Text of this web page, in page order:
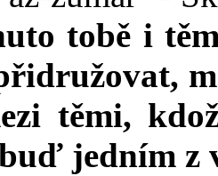
tobě i
těmi,
jedním z